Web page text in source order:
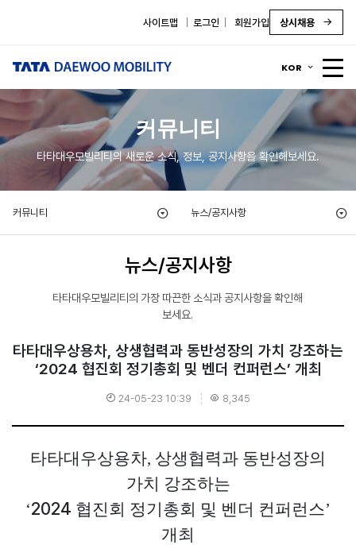
사이트맵 로그인 회원가입 상시채용
KOR
커뮤니티
타타대우모빌리티의 새로운 소식, 정보, 공지사항을 확인해보세요.
커뮤니티 뉴스/공지사항
뉴스/공지사항
타타대우모빌리티의 가장 따끈한 소식과 공지사항을 확인해
보세요.
타타대우상용차, 상생협력과 동반성장의 가치 강조하는
‘2024 협진회 정기총회 및 벤더 컨퍼런스’ 개최
24-05-23 10:39 8,345
타타대우상용차, 상생협력과 동반성장의
가치 강조하는
‘2024 협진회 정기총회 및 벤더 컨퍼런스’
개최